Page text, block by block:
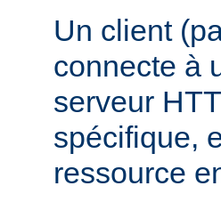
Un client
connecte à
serveur
spécifique,
ressource